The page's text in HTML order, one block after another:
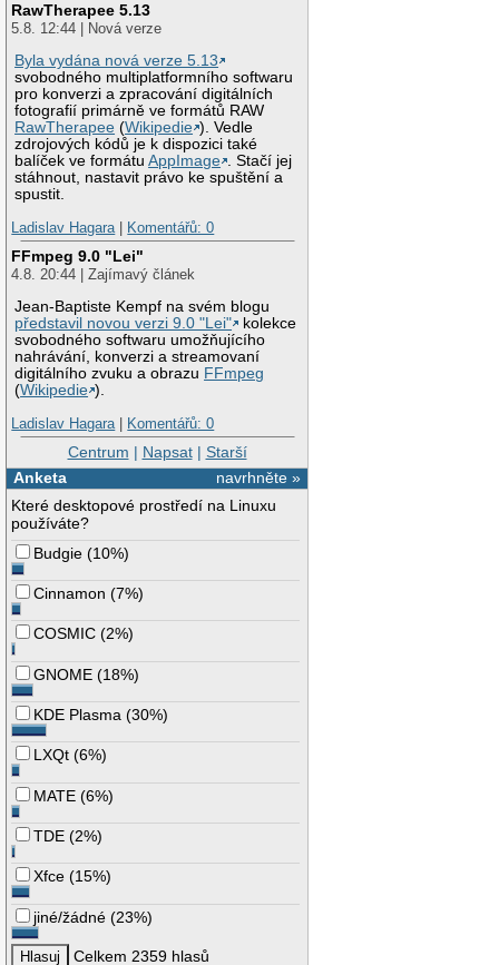
RawTherapee 5.13
5.8. 12:44 | Nová verze
Byla vydána nová verze 5.13
svobodného multiplatformního softwaru
pro konverzi a zpracování digitálních
fotografií primárně ve formátů RAW
RawTherapee (Wikipedie ). Vedle
zdrojových kódů je k dispozici také
balíček ve formátuAppImage
. Stačí jej
stáhnout, nastavit právo ke spuštění a
spustit.
Ladislav Hagara | Komentářů: 0
FFmpeg 9.0 "Lei"
4.8. 20:44 | Zajímavý článek
Jean-Baptiste Kempf na svém blogu
představil novou verzi 9.0 "Lei"
kolekce
svobodného softwaru umožňujícího
nahrávání, konverzi a streamovaní
digitálního zvuku a obrazu FFmpeg
(Wikipedie ).
Ladislav Hagara | Komentářů: 0
Centrum | Napsat| Starší
navrhněte »
Anketa
Které desktopové prostředí na Linuxu
používáte?
Budgie (10%)
Cinnamon (7%)
COSMIC (2%)
GNOME (18%)
KDE Plasma (30%)
LXQt (6%)
MATE (6%)
TDE (2%)
Xfce (15%)
jiné/žádné (23%)
Celkem 2359 hlasů